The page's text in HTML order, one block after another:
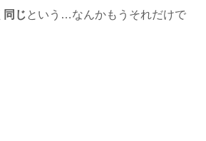
同じ という…なんかもうそれだけで